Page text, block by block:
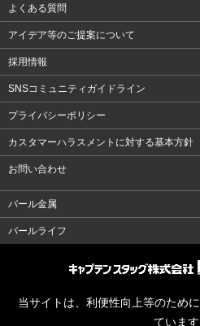
よくある質問
アイデア等のご提案について
採用情報
SNSコミュニティガイドライン
プライバシーポリシー
カスタマーハラスメントに対する基本方針
お問い合わせ
パール金属
パールライフ
当サイトは、利便性向上等のため
ています